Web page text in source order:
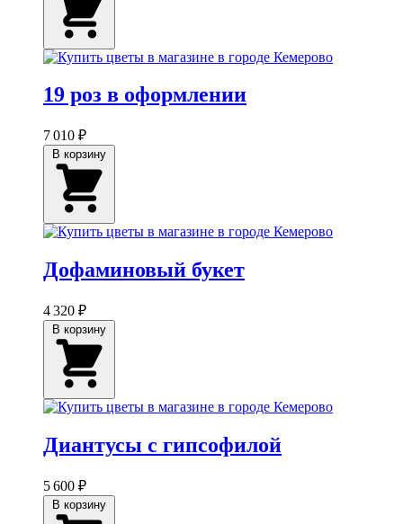
19 роз в оформлении
7 010 ₽
Дофаминовый букет
4 320 ₽
Диантусы с гипсофилой
5 600 ₽